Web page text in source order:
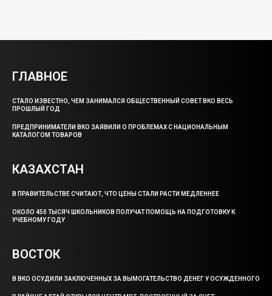
ГЛАВНОЕ
СТАЛО ИЗВЕСТНО, ЧЕМ ЗАНИМАЛСЯ ОБЩЕСТВЕННЫЙ СОВЕТ ВКО ВЕСЬ
ПРОШЛЫЙ ГОД
ПРЕДПРИНИМАТЕЛИ ВКО ЗАЯВИЛИ О ПРОБЛЕМАХ С НАЦИОНАЛЬНЫМ
КАТАЛОГОМ ТОВАРОВ
КАЗАХСТАН
В ПРАВИТЕЛЬСТВЕ СЧИТАЮТ, ЧТО ЦЕНЫ СТАЛИ РАСТИ МЕДЛЕННЕЕ
ОКОЛО 450 ТЫСЯЧ ШКОЛЬНИКОВ ПОЛУЧАТ ПОМОЩЬ НА ПОДГОТОВКУ К
УЧЕБНОМУ ГОДУ
ВОСТОК
В ВКО ОСУДИЛИ ЗАКЛЮЧЕННЫХ ЗА ВЫМОГАТЕЛЬСТВО ДЕНЕГ У ОСУЖДЕННОГО